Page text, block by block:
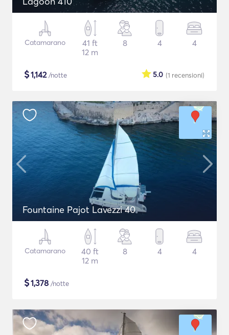
Catamarano
41 ft
12 m
8 4 4
$1,142/notte (1 recensioni)
5.0
Fountaine Pajot Lavezzi 40
Catamarano
40 ft
12 m
8 4 4
$1,378 /notte